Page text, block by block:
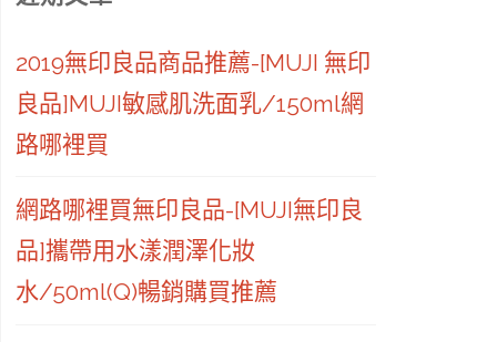
2019無印良品商品推薦-[MUJI 無印
良品]MUJI敏感肌洗面乳/150ml網
路哪裡買
網路哪裡買無印良品-[MUJI無印良
品]攜帶用水漾潤澤化妝
水/50ml(Q)暢銷購買推薦